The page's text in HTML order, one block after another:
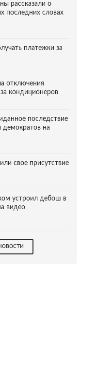
рассказали о
последних словах
платежки за
отключения
кондиционеров
последствие
на
свое присутствие
устроил дебош в
видео